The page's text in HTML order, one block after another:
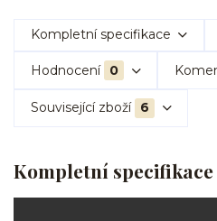
Kompletní specifikace
Hodnocení 0
Související zboží 6
Kompletní specifikace